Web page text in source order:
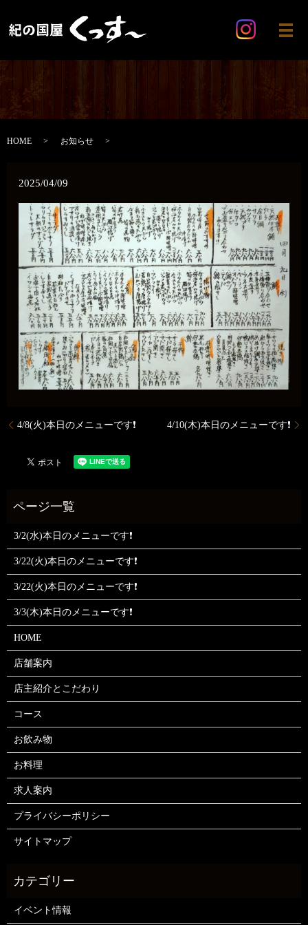
メ
HOME お知らせ
2025/04/09
4/8(火)本日のメニューです❗️ 4/10(木)本日のメニューです❗️
3/2(水)本日のメニューです❗
3/22(火)本日のメニューです❗
3/22(火)本日のメニューです❗
3/3(木)本日のメニューです❗
HOME
店舗案内
店主紹介とこだわり
コース
お飲み物
お料理
求人案内
プライバシーポリシー
サイトマップ
イベント情報